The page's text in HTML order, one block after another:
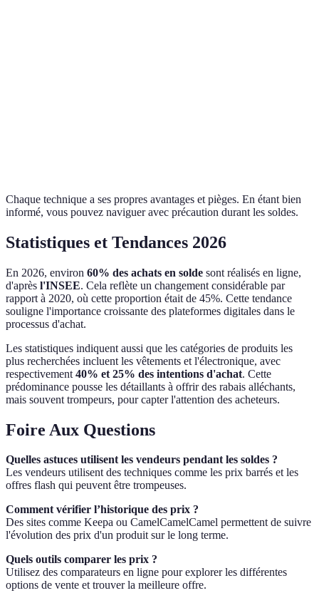
Chaque technique a ses propres avantages et pièges. En étant bien
informé, vous pouvez naviguer avec précaution durant les soldes.
Statistiques et Tendances 2026
En 2026, environ 60% des achats en solde sont réalisés en ligne,
d'après l'INSEE. Cela reflète un changement considérable par
rapport à 2020, où cette proportion était de 45%. Cette tendance
souligne l'importance croissante des plateformes digitales dans le
processus d'achat.
Les statistiques indiquent aussi que les catégories de produits les
plus recherchées incluent les vêtements et l'électronique, avec
respectivement 40% et 25% des intentions d'achat. Cette
prédominance pousse les détaillants à offrir des rabais alléchants,
mais souvent trompeurs, pour capter l'attention des acheteurs.
Foire Aux Questions
Quelles astuces utilisent les vendeurs pendant les soldes ?
Les vendeurs utilisent des techniques comme les prix barrés et les
offres flash qui peuvent être trompeuses.
Comment vérifier l’historique des prix ?
Des sites comme Keepa ou CamelCamelCamel permettent de suivre
l'évolution des prix d'un produit sur le long terme.
Quels outils comparer les prix ?
Utilisez des comparateurs en ligne pour explorer les différentes
options de vente et trouver la meilleure offre.